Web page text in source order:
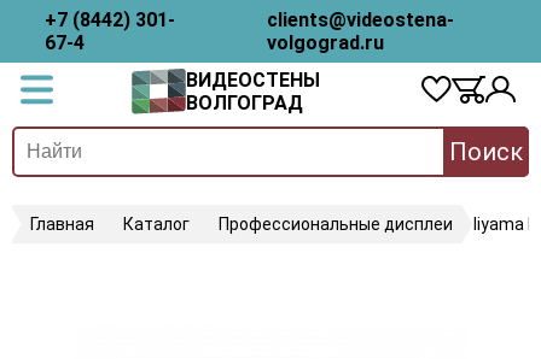
+7 (8442) 301-
67-4
clients@videostena-
volgograd.ru
ВИДЕОСТЕНЫ
ВОЛГОГРАД
Поиск
Главная Каталог Профессиональные дисплеи Iiyama